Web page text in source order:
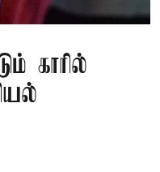
காரில்